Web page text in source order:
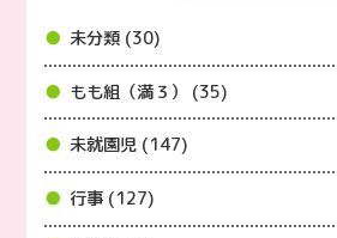
未分類 (30)
もも組（満３） (35)
未就園児 (147)
行事 (127)